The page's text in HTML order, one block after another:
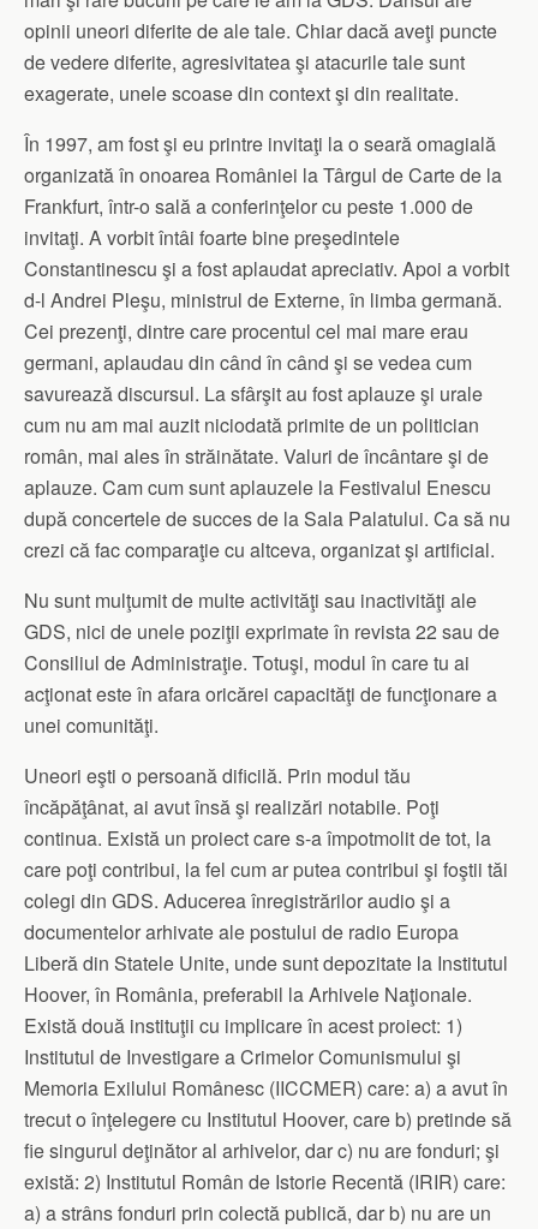
opinii uneori diferite de ale tale. Chiar dacă aveţi puncte
de vedere diferite, agresivitatea şi atacurile tale sunt
exagerate, unele scoase din context şi din realitate.
În 1997, am fost şi eu printre invitaţi la o seară omagială
organizată în onoarea României la Târgul de Carte de la
Frankfurt, într-o sală a conferinţelor cu peste 1.000 de
invitaţi. A vorbit întâi foarte bine preşedintele
Constantinescu şi a fost aplaudat apreciativ. Apoi a vorbit
d-l Andrei Pleşu, ministrul de Externe, în limba germană.
Cei prezenţi, dintre care procentul cel mai mare erau
germani, aplaudau din când în când şi se vedea cum
savurează discursul. La sfârşit au fost aplauze şi urale
cum nu am mai auzit niciodată primite de un politician
român, mai ales în străinătate. Valuri de încântare şi de
aplauze. Cam cum sunt aplauzele la Festivalul Enescu
după concertele de succes de la Sala Palatului. Ca să nu
crezi că fac comparaţie cu altceva, organizat şi artificial.
Nu sunt mulţumit de multe activităţi sau inactivităţi ale
GDS, nici de unele poziţii exprimate în revista 22 sau de
Consiliul de Administraţie. Totuşi, modul în care tu ai
acţionat este în afara oricărei capacităţi de funcţionare a
unei comunităţi.
Uneori eşti o persoană dificilă. Prin modul tău
încăpăţânat, ai avut însă şi realizări notabile. Poţi
continua. Există un proiect care s-a împotmolit de tot, la
care poţi contribui, la fel cum ar putea contribui şi foştii tăi
colegi din GDS. Aducerea înregistrărilor audio şi a
documentelor arhivate ale postului de radio Europa
Liberă din Statele Unite, unde sunt depozitate la Institutul
Hoover, în Româ­nia, preferabil la Arhivele Naţionale.
Există două instituţii cu implicare în acest proiect: 1)
Institutul de Investigare a Crimelor Comunismului şi
Memoria Exilului Românesc (IICCMER) care: a) a avut în
trecut o înţelegere cu Institutul Hoover, care b) pretinde să
fie singurul deţinător al arhivelor, dar c) nu are fonduri; şi
există: 2) Institutul Român de Istorie Recentă (IRIR) care:
a) a strâns fonduri prin colectă publică, dar b) nu are un